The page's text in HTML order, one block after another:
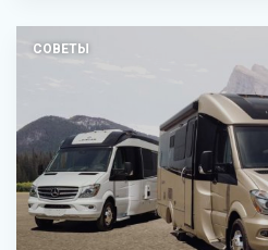
СОВЕТЫ